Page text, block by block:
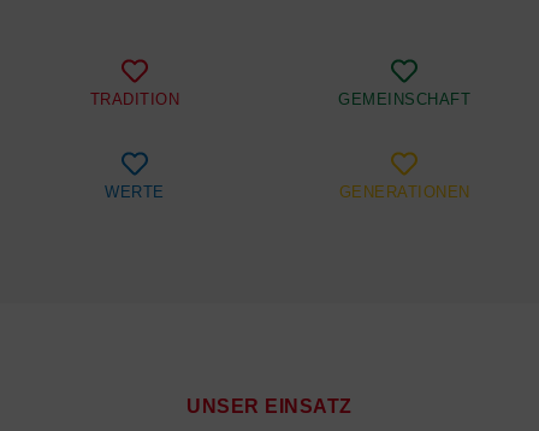
TRADITION GEMEINSCHAFT
WERTE GENERATIONEN
UNSER EINSATZ